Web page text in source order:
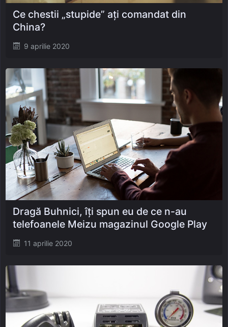
Posted
9 aprilie 2020
Ce chestii „stupide” ați comandat din
China?
Posted
11 aprilie 2020
Dragă Buhnici, îți spun eu de ce n-au
telefoanele Meizu magazinul Google Play